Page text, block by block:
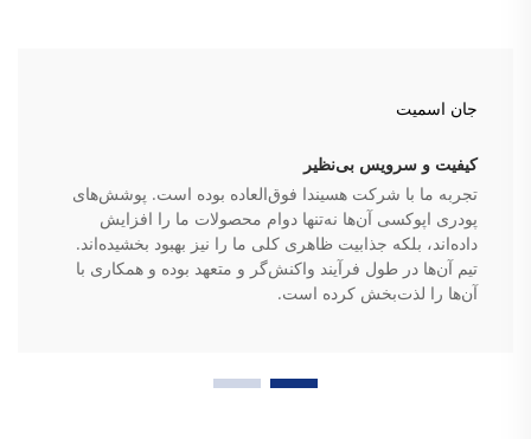
جان اسمیت
کیفیت و سرویس بی‌نظیر
تجربه ما با شرکت هسیندا فوق‌العاده بوده است. پوشش‌های
پودری اپوکسی آن‌ها نه‌تنها دوام محصولات ما را افزایش
داده‌اند، بلکه جذابیت ظاهری کلی ما را نیز بهبود بخشیده‌اند.
تیم آن‌ها در طول فرآیند واکنش‌گر و متعهد بوده و همکاری با
آن‌ها را لذت‌بخش کرده است.